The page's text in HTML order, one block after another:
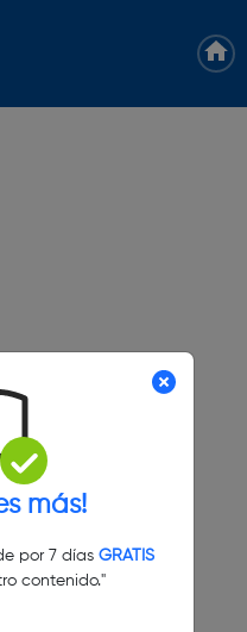
más!
por 7 días GRATIS
contenido."